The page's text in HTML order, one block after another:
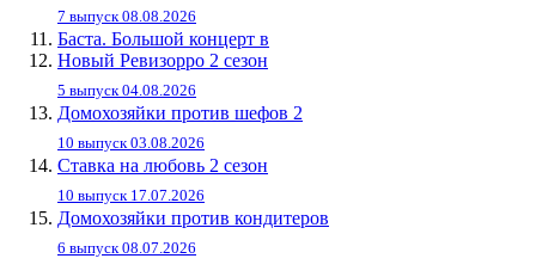
7 выпуск 08.08.2026
Баста. Большой концерт в
Новый Ревизорро 2 сезон
5 выпуск 04.08.2026
Домохозяйки против шефов 2
10 выпуск 03.08.2026
Ставка на любовь 2 сезон
10 выпуск 17.07.2026
Домохозяйки против кондитеров
6 выпуск 08.07.2026